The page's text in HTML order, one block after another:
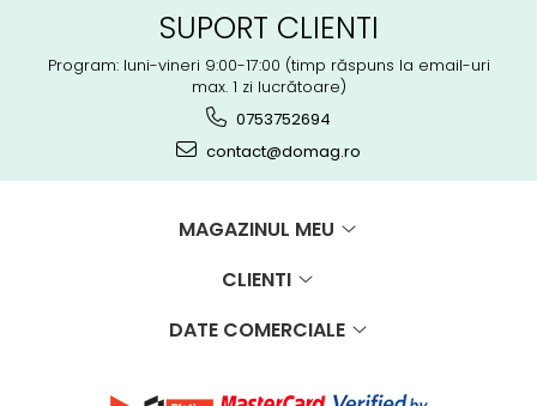
SUPORT CLIENTI
Program: luni-vineri 9:00-17:00 (timp răspuns la email-uri
max. 1 zi lucrătoare)
0753752694
contact@domag.ro
MAGAZINUL MEU
CLIENTI
DATE COMERCIALE